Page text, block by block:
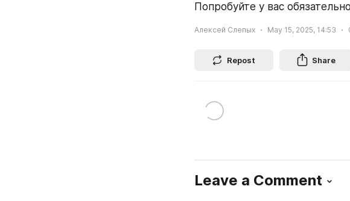
Попробуйте у вас
Алексей Слепых May 15, 2025, 14:53
Repost Share
Leave a Comment